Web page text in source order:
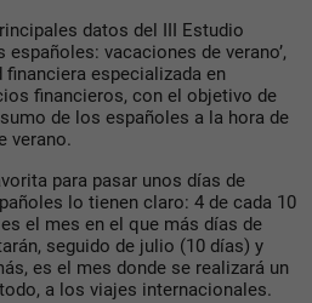
datos del III Estudio
vacaciones de verano’,
financiera especializada en
financieros, con el objetivo de
de los españoles a la hora de
verano.
para pasar unos días de
lo tienen claro: 4 de cada 10
el mes en el que más días de
seguido de julio (10 días) y
es el mes donde se realizará un
a los viajes internacionales.